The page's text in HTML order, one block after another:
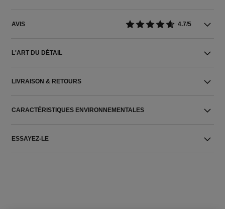
AVIS 4.7/5
L'ART DU DÉTAIL
LIVRAISON & RETOURS
CARACTÉRISTIQUES ENVIRONNEMENTALES
ESSAYEZ-LE